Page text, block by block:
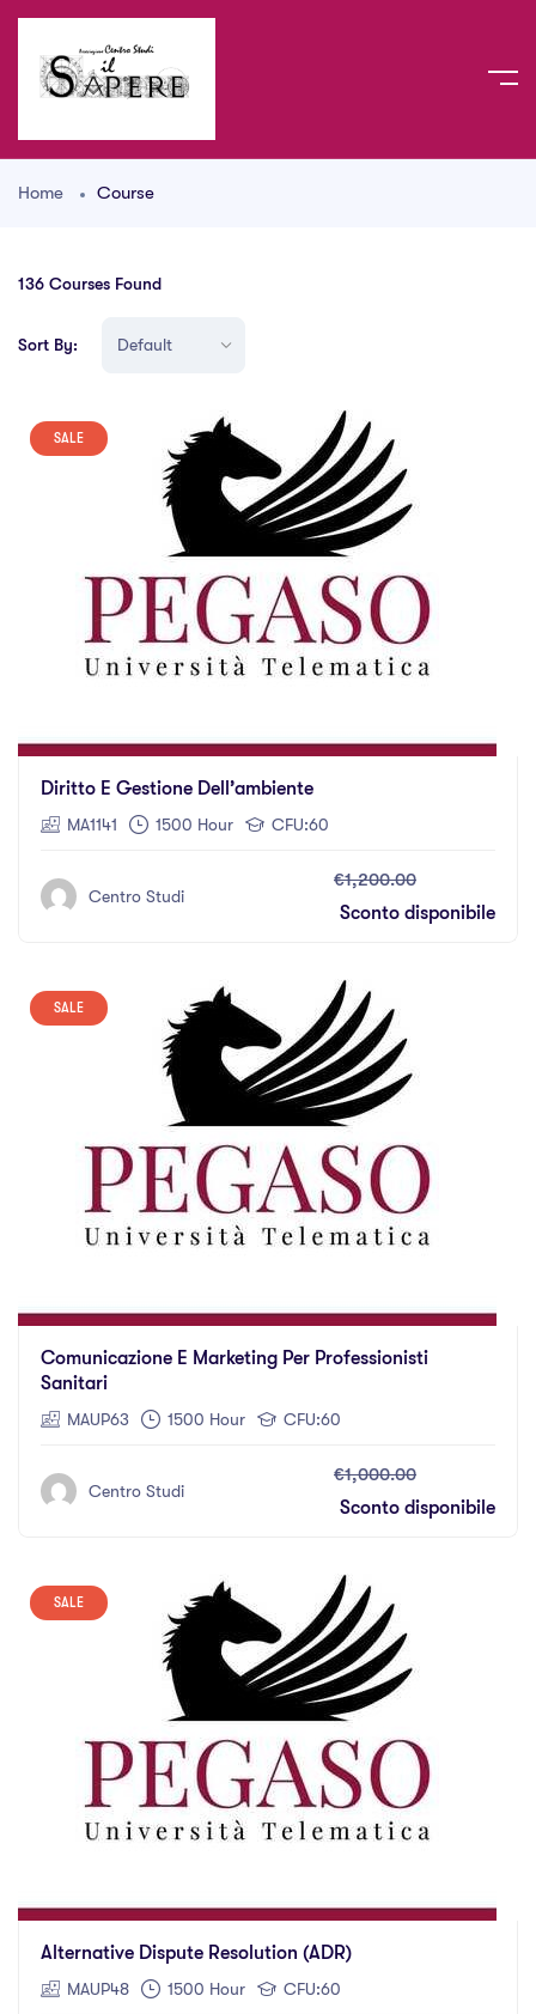
Home Course
136 Courses Found
Sort By:
SALE
Diritto E Gestione Dell’ambiente
MA1141 1500 Hour CFU:60
Centro Studi
€1,200.00
Sconto disponibile
SALE
Comunicazione E Marketing Per Professionisti
Sanitari
MAUP63 1500 Hour CFU:60
Centro Studi
€1,000.00
Sconto disponibile
SALE
Alternative Dispute Resolution (ADR)
MAUP48 1500 Hour CFU:60